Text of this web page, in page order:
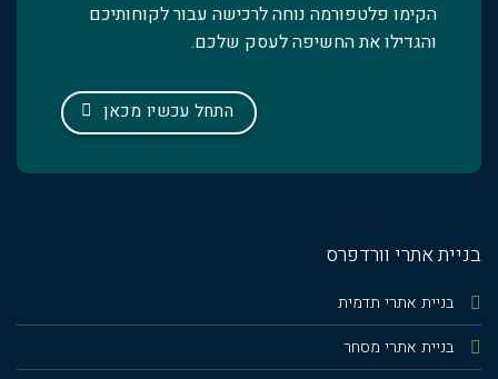
הקימו פלטפורמה נוחה לרכישה עבור לקוחותיכם
והגדילו את החשיפה לעסק שלכם.
התחל עכשיו מכאן
בניית אתרי וורדפרס
בניית אתרי תדמית
בניית אתרי מסחר